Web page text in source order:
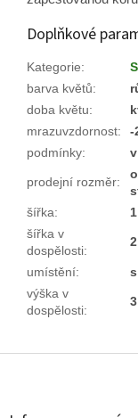
Doplňkové
Kategorie:
barva květů:
doba květu:
mrazuvzdornost:
-
podmínky:
prodejní rozměr:
šířka:
šířka v
dospělosti:
umístění:
výška v
dospělosti:
Z